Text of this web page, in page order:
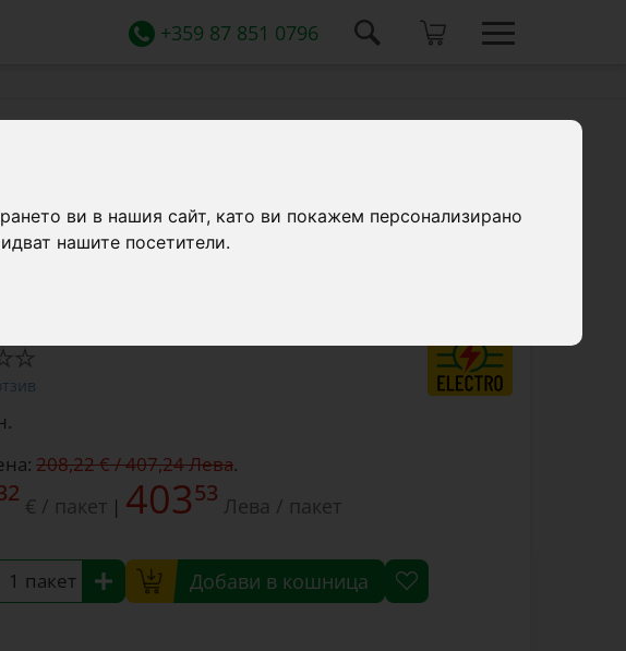
ви в нашия сайт, като ви покажем персонализирано
нашите посетители.
+359 87 851 0796
пакет за електрическа ограда за пчелари, срещу
големи животни.
208,22 € / 407,24 Лева.
€ / пакет | 40353 Лева / пакет
пакет Добави в кошница